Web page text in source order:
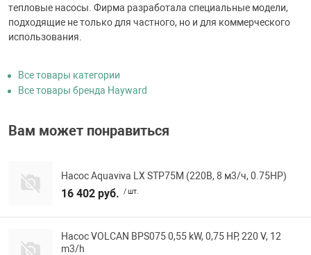
тепловые насосы. Фирма разработала специальные модели,
подходящие не только для частного, но и для коммерческого
использования.
Все товары категории
Все товары бренда Hayward
Вам может понравиться
Насос Aquaviva LX STP75M (220В, 8 м3/ч, 0.75HP)
16 402 руб. / шт.
Насос VOLCAN BPS075 0,55 kW, 0,75 HP, 220 V, 12
m3/h